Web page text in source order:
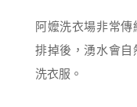
阿嬤洗衣場非常
排掉後，湧水會自
洗衣服。